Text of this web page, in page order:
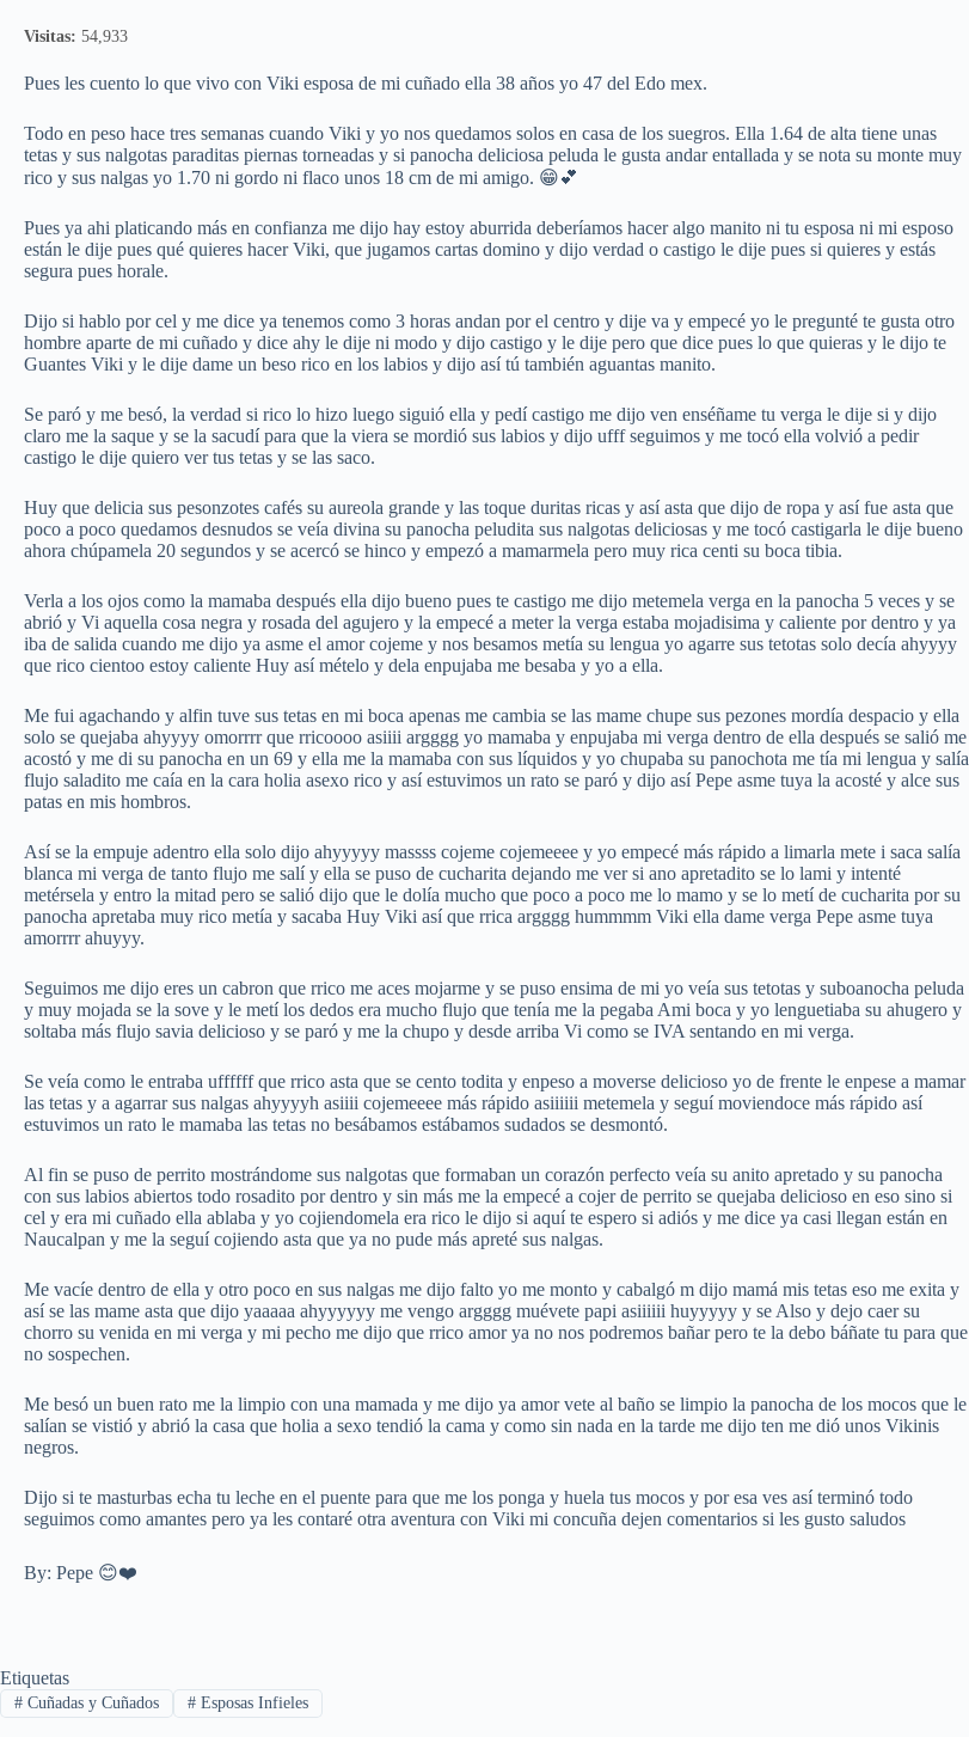
Visitas: 54,933
Pues les cuento lo que vivo con Viki esposa de mi cuñado ella 38 años yo 47 del Edo mex.
Todo en peso hace tres semanas cuando Viki y yo nos quedamos solos en casa de los suegros. Ella 1.64 de alta tiene unas
tetas y sus nalgotas paraditas piernas torneadas y si panocha deliciosa peluda le gusta andar entallada y se nota su monte muy
rico y sus nalgas yo 1.70 ni gordo ni flaco unos 18 cm de mi amigo. 😁💕
Pues ya ahi platicando más en confianza me dijo hay estoy aburrida deberíamos hacer algo manito ni tu esposa ni mi esposo
están le dije pues qué quieres hacer Viki, que jugamos cartas domino y dijo verdad o castigo le dije pues si quieres y estás
segura pues horale.
Dijo si hablo por cel y me dice ya tenemos como 3 horas andan por el centro y dije va y empecé yo le pregunté te gusta otro
hombre aparte de mi cuñado y dice ahy le dije ni modo y dijo castigo y le dije pero que dice pues lo que quieras y le dijo te
Guantes Viki y le dije dame un beso rico en los labios y dijo así tú también aguantas manito.
Se paró y me besó, la verdad si rico lo hizo luego siguió ella y pedí castigo me dijo ven enséñame tu verga le dije si y dijo
claro me la saque y se la sacudí para que la viera se mordió sus labios y dijo ufff seguimos y me tocó ella volvió a pedir
castigo le dije quiero ver tus tetas y se las saco.
Huy que delicia sus pesonzotes cafés su aureola grande y las toque duritas ricas y así asta que dijo de ropa y así fue asta que
poco a poco quedamos desnudos se veía divina su panocha peludita sus nalgotas deliciosas y me tocó castigarla le dije bueno
ahora chúpamela 20 segundos y se acercó se hinco y empezó a mamarmela pero muy rica centi su boca tibia.
Verla a los ojos como la mamaba después ella dijo bueno pues te castigo me dijo metemela verga en la panocha 5 veces y se
abrió y Vi aquella cosa negra y rosada del agujero y la empecé a meter la verga estaba mojadisima y caliente por dentro y ya
iba de salida cuando me dijo ya asme el amor cojeme y nos besamos metía su lengua yo agarre sus tetotas solo decía ahyyyy
que rico cientoo estoy caliente Huy así mételo y dela enpujaba me besaba y yo a ella.
Me fui agachando y alfin tuve sus tetas en mi boca apenas me cambia se las mame chupe sus pezones mordía despacio y ella
solo se quejaba ahyyyy omorrrr que rricoooo asiiii argggg yo mamaba y enpujaba mi verga dentro de ella después se salió me
acostó y me di su panocha en un 69 y ella me la mamaba con sus líquidos y yo chupaba su panochota me tía mi lengua y salía
flujo saladito me caía en la cara holia asexo rico y así estuvimos un rato se paró y dijo así Pepe asme tuya la acosté y alce sus
patas en mis hombros.
Así se la empuje adentro ella solo dijo ahyyyyy massss cojeme cojemeeee y yo empecé más rápido a limarla mete i saca salía
blanca mi verga de tanto flujo me salí y ella se puso de cucharita dejando me ver si ano apretadito se lo lami y intenté
metérsela y entro la mitad pero se salió dijo que le dolía mucho que poco a poco me lo mamo y se lo metí de cucharita por su
panocha apretaba muy rico metía y sacaba Huy Viki así que rrica argggg hummmm Viki ella dame verga Pepe asme tuya
amorrrr ahuyyy.
Seguimos me dijo eres un cabron que rrico me aces mojarme y se puso ensima de mi yo veía sus tetotas y suboanocha peluda
y muy mojada se la sove y le metí los dedos era mucho flujo que tenía me la pegaba Ami boca y yo lenguetiaba su ahugero y
soltaba más flujo savia delicioso y se paró y me la chupo y desde arriba Vi como se IVA sentando en mi verga.
Se veía como le entraba uffffff que rrico asta que se cento todita y enpeso a moverse delicioso yo de frente le enpese a mamar
las tetas y a agarrar sus nalgas ahyyyyh asiiii cojemeeee más rápido asiiiiii metemela y seguí moviendoce más rápido así
estuvimos un rato le mamaba las tetas no besábamos estábamos sudados se desmontó.
Al fin se puso de perrito mostrándome sus nalgotas que formaban un corazón perfecto veía su anito apretado y su panocha
con sus labios abiertos todo rosadito por dentro y sin más me la empecé a cojer de perrito se quejaba delicioso en eso sino si
cel y era mi cuñado ella ablaba y yo cojiendomela era rico le dijo si aquí te espero si adiós y me dice ya casi llegan están en
Naucalpan y me la seguí cojiendo asta que ya no pude más apreté sus nalgas.
Me vacíe dentro de ella y otro poco en sus nalgas me dijo falto yo me monto y cabalgó m dijo mamá mis tetas eso me exita y
así se las mame asta que dijo yaaaaa ahyyyyyy me vengo argggg muévete papi asiiiiii huyyyyy y se Also y dejo caer su
chorro su venida en mi verga y mi pecho me dijo que rrico amor ya no nos podremos bañar pero te la debo báñate tu para que
no sospechen.
Me besó un buen rato me la limpio con una mamada y me dijo ya amor vete al baño se limpio la panocha de los mocos que le
salían se vistió y abrió la casa que holia a sexo tendió la cama y como sin nada en la tarde me dijo ten me dió unos Vikinis
negros.
Dijo si te masturbas echa tu leche en el puente para que me los ponga y huela tus mocos y por esa ves así terminó todo
seguimos como amantes pero ya les contaré otra aventura con Viki mi concuña dejen comentarios si les gusto saludos
By: Pepe 😊❤️
Etiquetas
#Cuñadas y Cuñados #Esposas Infieles